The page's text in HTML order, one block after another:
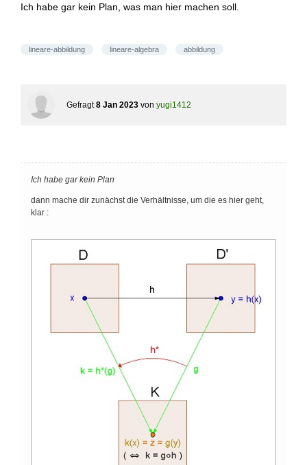
Ich habe gar kein Plan, was man hier machen soll.
lineare-abbildung lineare-algebra abbildung
Gefragt 8 Jan 2023 von yugi1412
Ich habe gar kein Plan
dann mache dir zunächst die Verhältnisse, um die es hier geht,
klar :